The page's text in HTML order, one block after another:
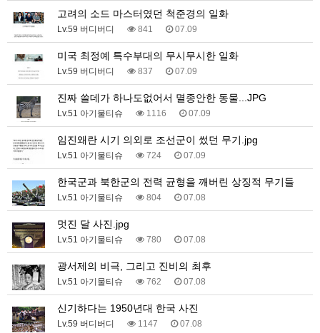
고려의 소드 마스터였던 척준경의 일화
Lv.59 버디버디 841 07.09
미국 최정예 특수부대의 무시무시한 일화
Lv.59 버디버디 837 07.09
진짜 쓸데가 하나도없어서 멸종안한 동물...JPG
Lv.51 아기물티슈 1116 07.09
임진왜란 시기 의외로 조선군이 썼던 무기.jpg
Lv.51 아기물티슈 724 07.09
한국군과 북한군의 전력 균형을 깨버린 상징적 무기들
Lv.51 아기물티슈 804 07.08
멋진 달 사진.jpg
Lv.51 아기물티슈 780 07.08
광서제의 비극, 그리고 진비의 최후
Lv.51 아기물티슈 762 07.08
신기하다는 1950년대 한국 사진
Lv.59 버디버디 1147 07.08